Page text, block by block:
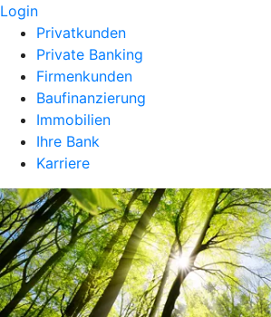
Login
Privatkunden
Private Banking
Firmenkunden
Baufinanzierung
Immobilien
Ihre Bank
Karriere